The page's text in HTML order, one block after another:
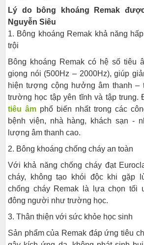
Lý do bông khoáng Remak
Nguyễn Siêu
1. Bông khoáng Remak khả năng
trội
Bông khoáng Remak có hệ số tiêu
giọng nói (500Hz – 2000Hz), giúp
hiện tượng cộng hưởng âm thanh –
trường học tập yên tĩnh và tập trung.
tiêu âm phổ biến nhất trong các
bệnh viện, nhà hàng, khách sạn -
lượng âm thanh cao.
2. Bông khoáng chống cháy an toàn
Với khả năng chống cháy đạt
cháy, không tạo khói độc khi gặp
chống cháy Remak là lựa chọn tối
đông người như trường học.
3. Thân thiện với sức khỏe học sinh
Sản phẩm của Remak đáp ứng tiêu